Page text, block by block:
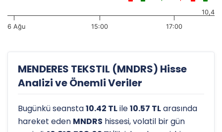
6 Ağu 15:00 17:00
10,4
MENDERES TEKSTIL (MNDRS) Hisse
Analizi ve Önemli Veriler
Bugünkü seansta10.42 TLile10.57 TLarasında
hareket eden MNDRS hissesi, volatil bir gün